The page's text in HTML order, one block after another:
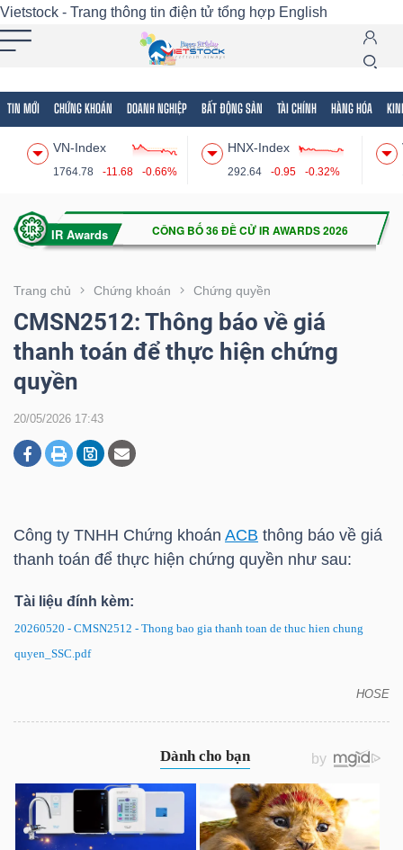
Vietstock - Trang thông tin điện tử tổng hợp English
TIN MỚI CHỨNG KHOÁN DOANH NGHIỆP BẤT ĐỘNG SẢN TÀI CHÍNH HÀNG HÓA
VN-Index
1764.78 -11.68 -0.66%
HNX-Index
292.64 -0.95 -0.32%
Trang chủ Chứng khoán Chứng quyền
CMSN2512: Thông báo về giá
thanh toán để thực hiện chứng
quyền
20/05/2026 17:43
Công ty TNHH Chứng khoán ACB thông báo về giá
thanh toán để thực hiện chứng quyền như sau:
Tài liệu đính kèm:
20260520 - CMSN2512 - Thong bao gia thanh toan de thuc hien chung
quyen_SSC.pdf
HOSE
Tất cả Tính năng Ngành Mã chứng khoán
Tính
(-)
VIETSTOCK
CHỨNG
KHOÁN
DOANH
ĐỘNG
SẢN
HÀNG
HÓA